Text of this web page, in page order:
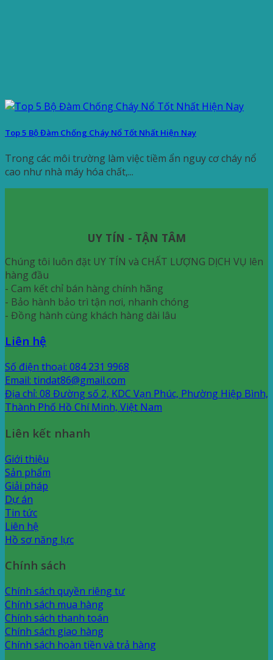
Top 5 Bộ Đàm Chống Cháy Nổ Tốt Nhất Hiện Nay
Trong các môi trường làm việc tiềm ẩn nguy cơ cháy nổ
cao như nhà máy hóa chất,...
UY TÍN - TẬN TÂM
Chúng tôi luôn đặt UY TÍN và CHẤT LƯỢNG DỊCH VỤ lên
hàng đầu
- Cam kết chỉ bán hàng chính hãng
- Bảo hành bảo trì tận nơi, nhanh chóng
- Đồng hành cùng khách hàng dài lâu
Liên hệ
Số điện thoại: 084 231 9968
Email: tindat86@gmail.com
Địa chỉ: 08 Đường số 2, KDC Vạn Phúc, Phường Hiệp Bình,
Thành Phố Hồ Chí Minh, Việt Nam
Liên kết nhanh
Giới thiệu
Sản phẩm
Giải pháp
Dự án
Tin tức
Liên hệ
Hồ sơ năng lực
Chính sách
Chính sách quyền riêng tư
Chính sách mua hàng
Chính sách thanh toán
Chính sách giao hàng
Chính sách hoàn tiền và trả hàng